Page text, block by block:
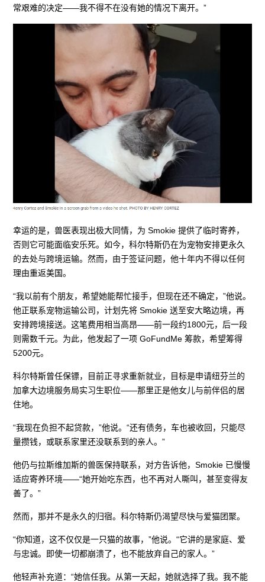
常艰难的决定——我不得不在没有她的情况下离开。”
幸运的是，兽医表现出极大同情，为 Smokie 提供了临时寄养，
否则它可能面临安乐死。如今，科尔特斯仍在为宠物安排更永久
的去处与跨境运输。然而，由于签证问题，他十年内不得以任何
理由重返美国。
“我以前有个朋友，希望她能帮忙接手，但现在还不确定，”他说。
他正联系宠物运输公司，计划先将 Smokie 送至安大略边境，再
安排跨境接送。这笔费用相当高昂——前一段约1800元，后一段
则需数千元。为此，他发起了一项 GoFundMe 筹款，希望筹得
5200元。
科尔特斯曾任保镖，目前正寻求重新就业，目标是申请纽芬兰的
加拿大边境服务局实习生职位——那里正是他女儿与前伴侣的居
住地。
“我现在负担不起贷款，”他说。“还有债务，车也被收回，只能尽
量攒钱，或联系家里还没联系到的亲人。”
他仍与拉斯维加斯的兽医保持联系，对方告诉他，Smokie 已慢慢
适应寄养环境——“她开始吃东西，也不再对人嘶叫，甚至变得友
善了。”
然而，那并不是永久的归宿。科尔特斯仍渴望尽快与爱猫团聚。
“你知道，这不仅仅是一只猫的故事，”他说。“它讲的是家庭、爱
与忠诚。即使一切都崩溃了，也不能放弃自己的家人。”
他轻声补充道：“她信任我。从第一天起，她就选择了我。我不能